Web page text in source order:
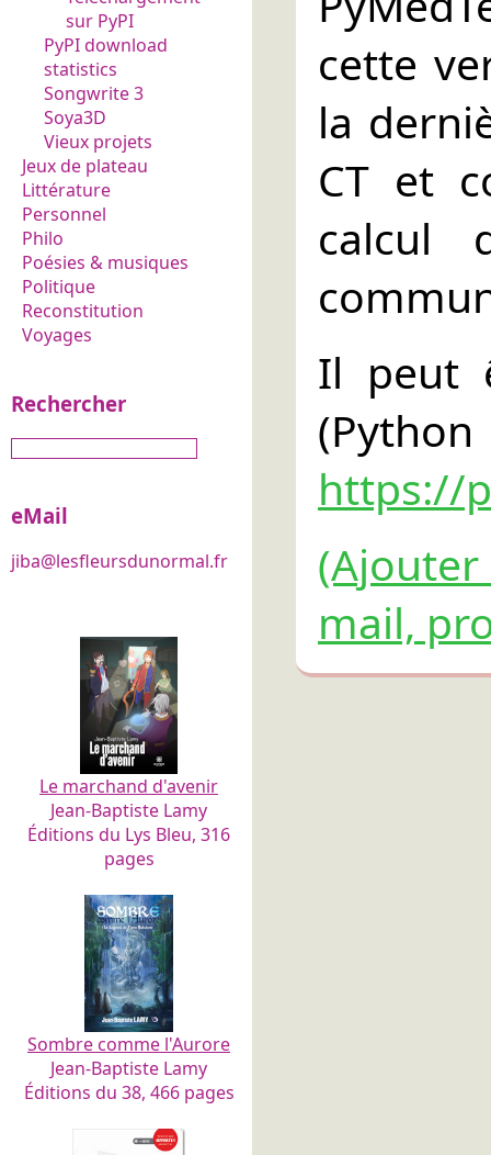
sur PyPI
PyPI download
statistics
Songwrite 3
Soya3D
Vieux projets
Jeux de plateau
Littérature
Personnel
Philo
Poésies & musiques
Politique
Reconstitution
Voyages
Rechercher
eMail
jiba@lesfleursdunormal.fr
Le marchand d'avenir
Jean-Baptiste Lamy
Éditions du Lys Bleu, 316
pages
Sombre comme l'Aurore
Jean-Baptiste Lamy
Éditions du 38, 466 pages
cette
la
CT et
calcul
Il peut
https://
mail,